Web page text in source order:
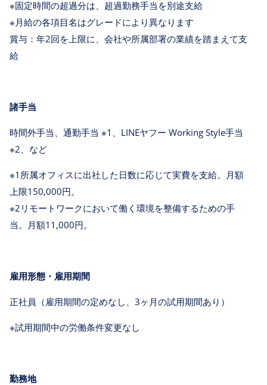
※固定時間の超過分は、超過勤務手当を別途支給
※月給の各項目名はグレードにより異なります
賞与：年2回を上限に、会社や所属部署の業績を踏まえて支
給
諸手当
時間外手当、通勤手当 ※1、LINEヤフー Working Style手当
※2、など
※1所属オフィスに出社した日数に応じて実費を支給。月額
上限150,000円。
※2リモートワークにおいて働く環境を整備するための手
当。月額11,000円。
雇用形態・雇用期間
正社員（雇用期間の定めなし、3ヶ月の試用期間あり）
※試用期間中の労働条件変更なし
勤務地